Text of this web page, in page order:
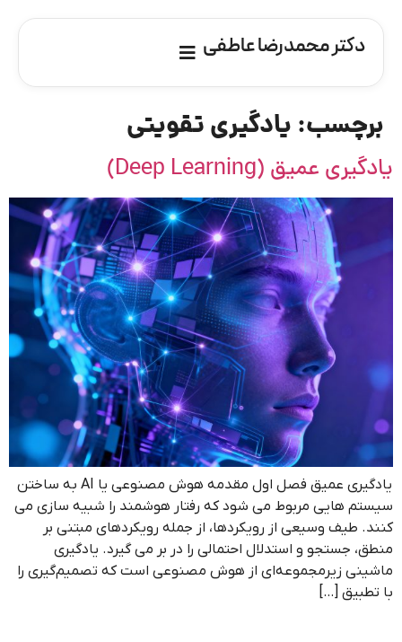
دکتر محمدرضا عاطفی
برچسب: یادگیری تقویتی
یادگیری عمیق (Deep Learning)
یادگیری عمیق فصل اول مقدمه هوش مصنوعی یا AI به ساختن
سیستم هایی مربوط می شود که رفتار هوشمند را شبیه سازی می
کنند. طیف وسیعی از رویکردها، از جمله رویکردهای مبتنی بر
منطق، جستجو و استدلال احتمالی را در بر می گیرد. یادگیری
ماشینی زیرمجموعه‌ای از هوش مصنوعی است که تصمیم‌گیری را
با تطبیق […]